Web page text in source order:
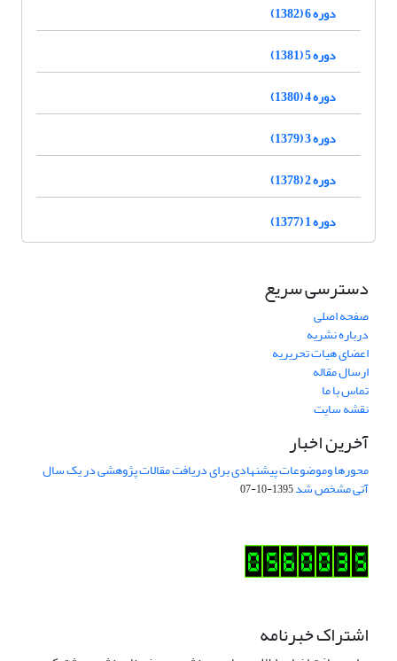
دوره 6 (1382)
دوره 5 (1381)
دوره 4 (1380)
دوره 3 (1379)
دوره 2 (1378)
دوره 1 (1377)
دسترسی سریع
صفحه اصلی
درباره نشریه
اعضای هیات تحریریه
ارسال مقاله
تماس با ما
نقشه سایت
آخرین اخبار
محورها وموضوعات پیشنهادی برای دریافت مقالات پژوهشی در یک سال
آتی مشخص شد1395-10-07
اشتراک خبرنامه